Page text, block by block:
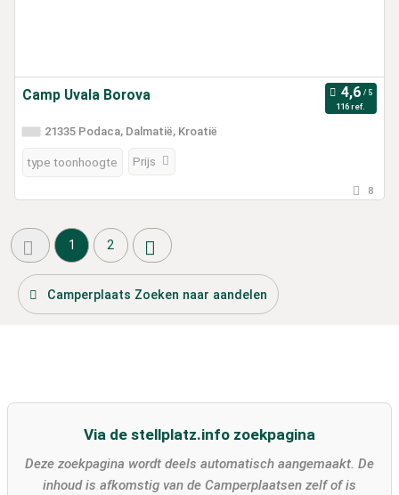
Camp Uvala Borova
116 ref.
21335 Podaca, Dalmatië, Kroatië
type toonhoogte Prijs
8
1 2
Camperplaats Zoeken naar aandelen
Via de stellplatz.info zoekpagina
Deze zoekpagina wordt deels automatisch aangemaakt. De
inhoud is afkomstig van de Camperplaatsen zelf of is